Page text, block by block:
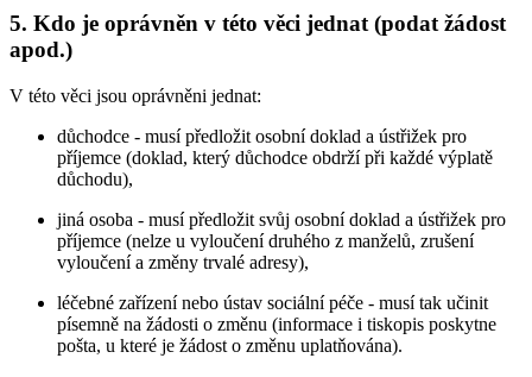
5. Kdo je oprávněn v této věci jednat (podat žádost
apod.)
V této věci jsou oprávněni jednat:
důchodce - musí předložit osobní doklad a ústřižek pro
příjemce (doklad, který důchodce obdrží při každé výplatě
důchodu),
jiná osoba - musí předložit svůj osobní doklad a ústřižek pro
příjemce (nelze u vyloučení druhého z manželů, zrušení
vyloučení a změny trvalé adresy),
léčebné zařízení nebo ústav sociální péče - musí tak učinit
písemně na žádosti o změnu (informace i tiskopis poskytne
pošta, u které je žádost o změnu uplatňována).